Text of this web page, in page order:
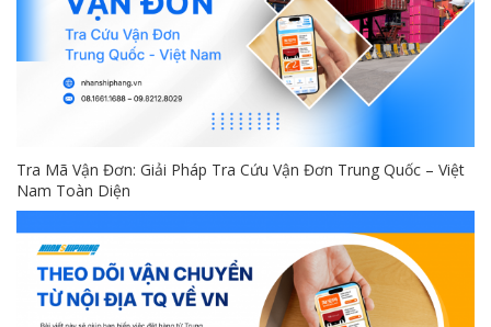
Tra Mã Vận Đơn: Giải Pháp Tra Cứu Vận Đơn Trung Quốc – Việt
Nam Toàn Diện